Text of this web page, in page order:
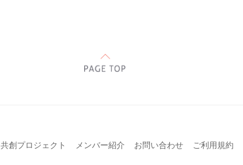
共創プロジェクト メンバー紹介 お問い合わせ ご利用規約